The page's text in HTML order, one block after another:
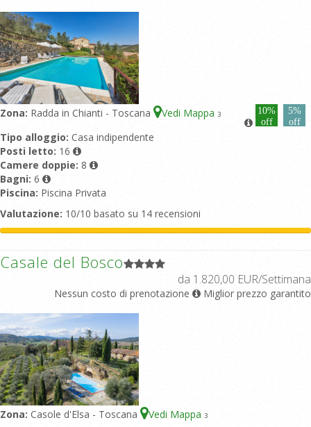
Zona: Radda in Chianti - Toscana Vedi Mappa 3
10%
off
5%
off
Tipo alloggio: Casa indipendente
Posti letto: 16
Camere doppie: 8
Bagni: 6
Piscina: Piscina Privata
Valutazione: 10/10 basato su 14 recensioni
Casale del Bosco
da 1.820,00 EUR/Settimana
Nessun costo di prenotazione Miglior prezzo garantito
Zona: Casole d'Elsa - Toscana Vedi Mappa 3